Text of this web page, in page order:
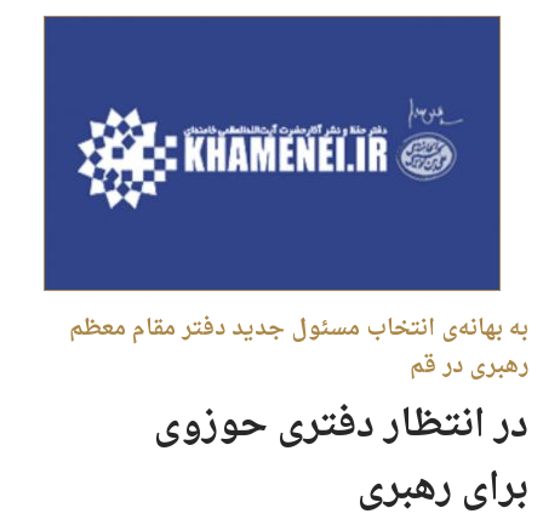
به بهانه‌ی انتخاب مسئول جدید دفتر مقام معظم
رهبری در قم
در انتظار دفتری حوزوی
برای رهبری